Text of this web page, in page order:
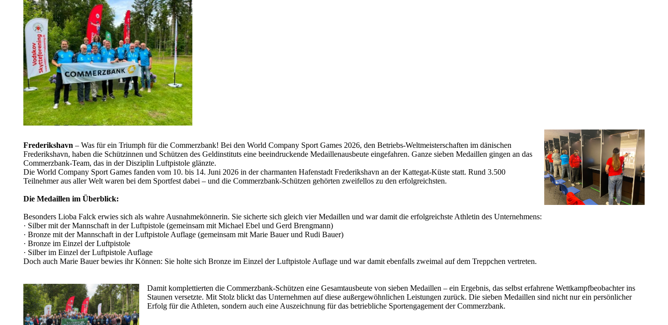
Frederikshavn – Was für ein Triumph für die Commerzbank! Bei den World Company Sport Games 2026, den Betriebs-Weltmeisterschaften im dänischen
Frederikshavn, haben die Schützinnen und Schützen des Geldinstituts eine beeindruckende Medaillenausbeute eingefahren. Ganze sieben Medaillen gingen an das
Commerzbank-Team, das in der Disziplin Luftpistole glänzte.
Die World Company Sport Games fanden vom 10. bis 14. Juni 2026 in der charmanten Hafenstadt Frederikshavn an der Kattegat-Küste statt. Rund 3.500
Teilnehmer aus aller Welt waren bei dem Sportfest dabei – und die Commerzbank-Schützen gehörten zweifellos zu den erfolgreichsten.
Die Medaillen im Überblick:
Besonders Lioba Falck erwies sich als wahre Ausnahmekönnerin. Sie sicherte sich gleich vier Medaillen und war damit die erfolgreichste Athletin des Unternehmens:
· Silber mit der Mannschaft in der Luftpistole (gemeinsam mit Michael Ebel und Gerd Brengmann)
· Bronze mit der Mannschaft in der Luftpistole Auflage (gemeinsam mit Marie Bauer und Rudi Bauer)
· Bronze im Einzel der Luftpistole
· Silber im Einzel der Luftpistole Auflage
Doch auch Marie Bauer bewies ihr Können: Sie holte sich Bronze im Einzel der Luftpistole Auflage und war damit ebenfalls zweimal auf dem Treppchen vertreten.
Damit komplettierten die Commerzbank-Schützen eine Gesamtausbeute von sieben Medaillen – ein Ergebnis, das selbst erfahrene Wettkampfbeobachter ins
Staunen versetzte. Mit Stolz blickt das Unternehmen auf diese außergewöhnlichen Leistungen zurück. Die sieben Medaillen sind nicht nur ein persönlicher
Erfolg für die Athleten, sondern auch eine Auszeichnung für das betriebliche Sportengagement der Commerzbank.